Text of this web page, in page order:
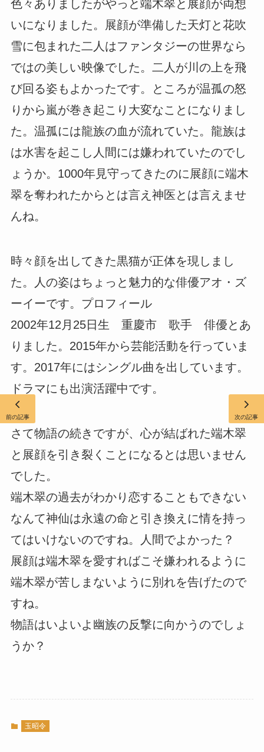
色々ありましたがやっと端木翠と展顔が両想
いになりました。展顔が準備した天灯と花吹
雪に包まれた二人はファンタジーの世界なら
ではの美しい映像でした。二人が川の上を飛
び回る姿もよかったです。ところが温孤の怒
りから嵐が巻き起こり大変なことになりまし
た。温孤には龍族の血が流れていた。龍族は
は水害を起こし人間には嫌われていたのでし
ょうか。1000年見守ってきたのに展顔に端木
翠を奪われたからとは言え神医とは言えませ
んね。
時々顔を出してきた黒猫が正体を現しまし
た。人の姿はちょっと魅力的な俳優アオ・ズ
ーイーです。プロフィール
2002年12月25日生 重慶市 歌手 俳優とあ
りました。2015年から芸能活動を行っていま
す。2017年にはシングル曲を出しています。
ドラマにも出演活躍中です。
さて物語の続きですが、心が結ばれた端木翠
と展顔を引き裂くことになるとは思いません
でした。
端木翠の過去がわかり恋することもできない
なんて神仙は永遠の命と引き換えに情を持っ
てはいけないのですね。人間でよかった？
展顔は端木翠を愛すればこそ嫌われるように
端木翠が苦しまないように別れを告げたので
すね。
物語はいよいよ幽族の反撃に向かうのでしょ
うか？
玉昭令
前の記事 次の記事